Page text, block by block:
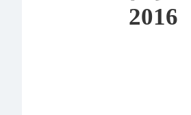
2016